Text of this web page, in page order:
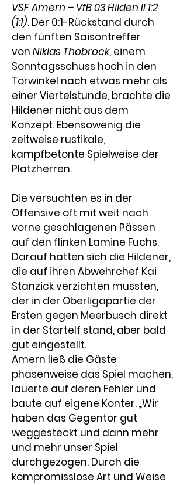
VSF Amern – VfB 03 Hilden II 1:2
(1:1). Der 0:1-Rückstand durch
den fünften Saisontreffer
von Niklas Thobrock, einem
Sonntagsschuss hoch in den
Torwinkel nach etwas mehr als
einer Viertelstunde, brachte die
Hildener nicht aus dem
Konzept. Ebensowenig die
zeitweise rustikale,
kampfbetonte Spielweise der
Platzherren.
Die versuchten es in der
Offensive oft mit weit nach
vorne geschlagenen Pässen
auf den flinken Lamine Fuchs.
Darauf hatten sich die Hildener,
die auf ihren Abwehrchef Kai
Stanzick verzichten mussten,
der in der Oberligapartie der
Ersten gegen Meerbusch direkt
in der Startelf stand, aber bald
gut eingestellt.
Amern ließ die Gäste
phasenweise das Spiel machen,
lauerte auf deren Fehler und
baute auf eigene Konter. „Wir
haben das Gegentor gut
weggesteckt und dann mehr
und mehr unser Spiel
durchgezogen. Durch die
kompromisslose Art und Weise